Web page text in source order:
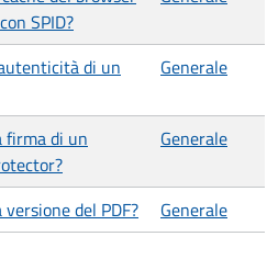
SPID?
di un
Generale
firma di un
Generale
del PDF? Generale